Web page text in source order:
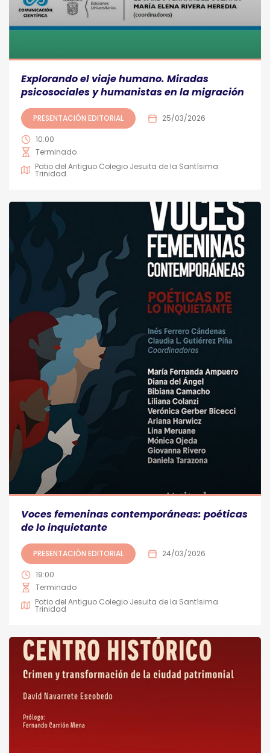
Explorando el viaje humano. Miradas
psicosociales y humanistas en la migración
PRESENTACIÓN EDITORIAL 25/03/2026
10:00
Terminado
Patio del Antiguo Colegio Jesuita de la Santísima
Trinidad
Voces femeninas contemporáneas: poéticas
de lo inquietante
PRESENTACIÓN EDITORIAL 24/03/2026
19:00
Terminado
Patio del Antiguo Colegio Jesuita de la Santísima
Trinidad